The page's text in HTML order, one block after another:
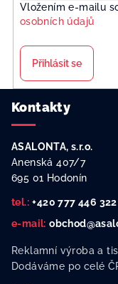
Vložením e-mailu
osobních údajů
Přihlásit se
Kontakty
ASALONTA, s.r.o.
Anenská 407/7
695 01 Hodonín
tel.: +420 777 446 322
e-mail:
Reklamní výroba a
Dodáváme po celé